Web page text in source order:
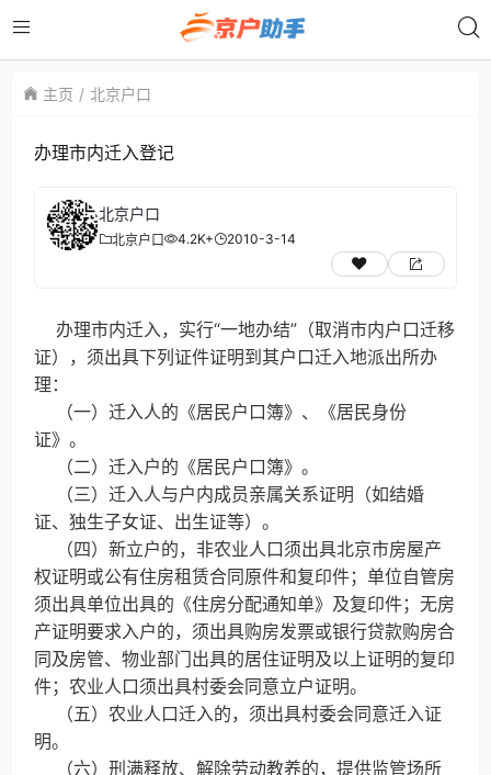
主页 北京户口
办理市内迁入登记
北京户口
北京户口 4.2K+ 2010-3-14
办理市内迁入，实行“一地办结”（取消市内户口迁移
证），须出具下列证件证明到其户口迁入地派出所办
理：
（一）迁入人的《居民户口簿》、《居民身份
证》。
（二）迁入户的《居民户口簿》。
（三）迁入人与户内成员亲属关系证明（如结婚
证、独生子女证、出生证等）。
（四）新立户的，非农业人口须出具北京市房屋产
权证明或公有住房租赁合同原件和复印件；单位自管房
须出具单位出具的《住房分配通知单》及复印件；无房
产证明要求入户的，须出具购房发票或银行贷款购房合
同及房管、物业部门出具的居住证明及以上证明的复印
件；农业人口须出具村委会同意立户证明。
（五）农业人口迁入的，须出具村委会同意迁入证
明。
（六）刑满释放、解除劳动教养的，提供监管场所